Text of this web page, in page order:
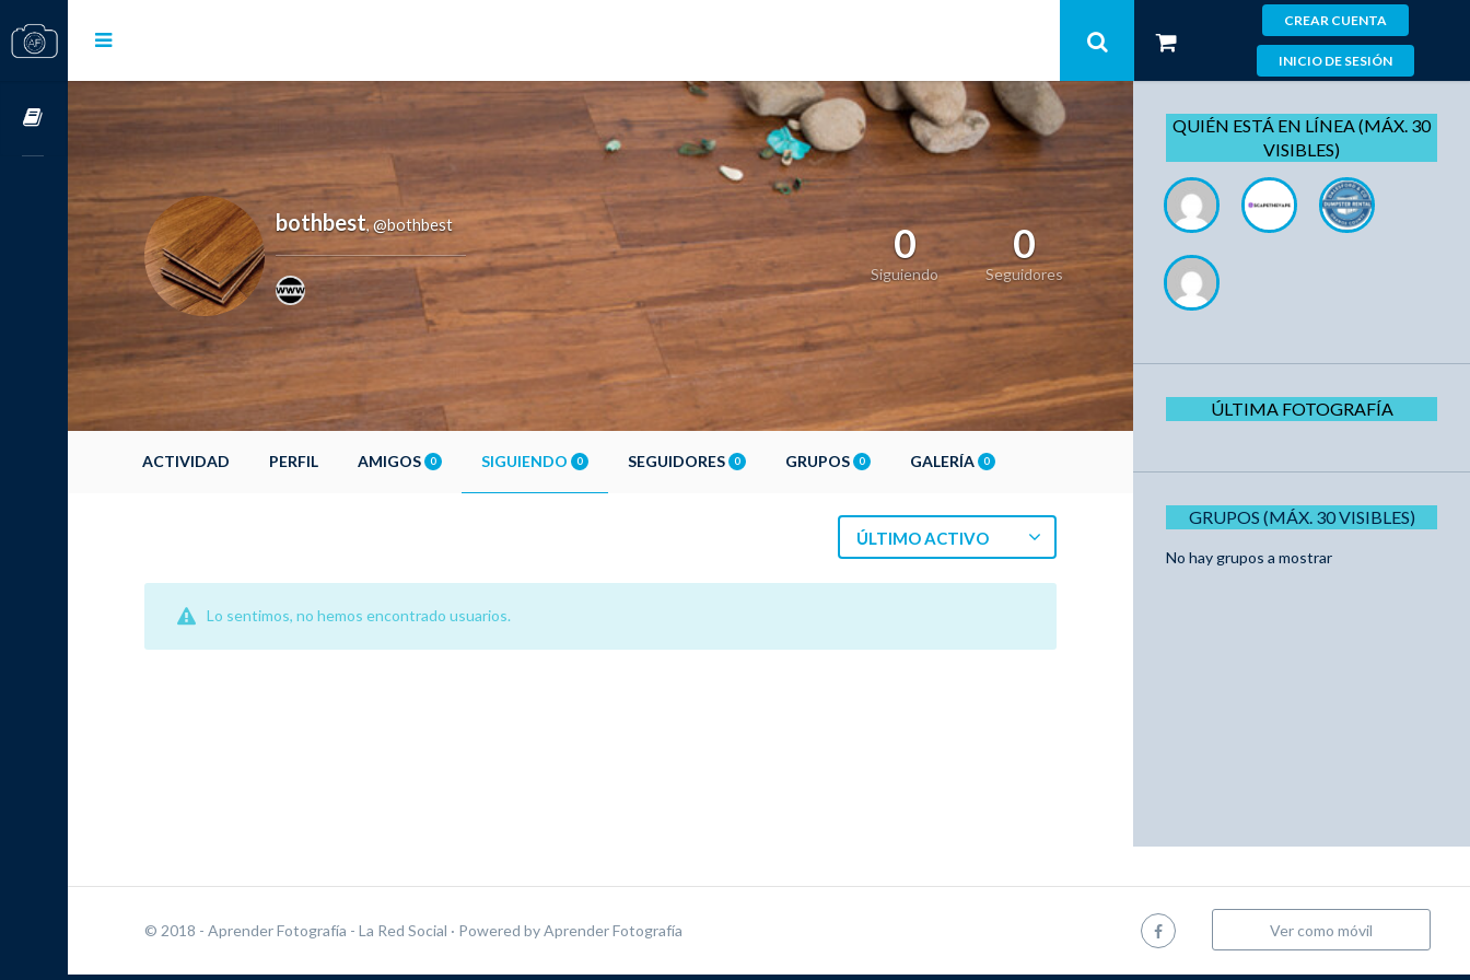
CREAR CUENTA
INICIO DE SESIÓN
Cursos OnLine
bothbest,@bothbest 0
Siguiendo
0
Seguidores
ACTIVIDAD PERFIL AMIGOS 0 SIGUIENDO 0 SEGUIDORES 0 GRUPOS 0 GALERÍA 0
ÚLTIMO ACTIVO
Lo sentimos, no hemos encontrado usuarios.
QUIÉN ESTÁ EN LÍNEA (MÁX. 30
VISIBLES)
ÚLTIMA FOTOGRAFÍA
GRUPOS (MÁX. 30 VISIBLES)
No hay grupos a mostrar
© 2018 - Aprender Fotografía - La Red Social · Powered byAprender Fotografía